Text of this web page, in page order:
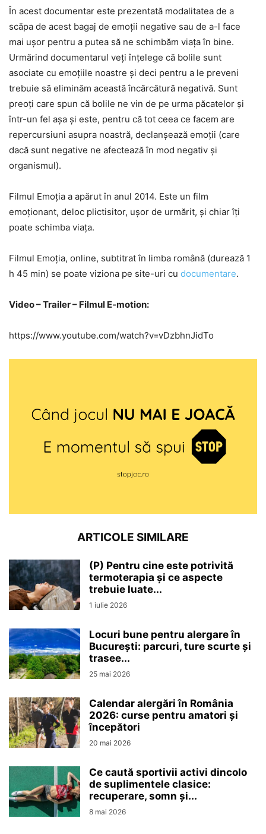
În acest documentar este prezentată modalitatea de a
scăpa de acest bagaj de emoții negative sau de a-l face
mai ușor pentru a putea să ne schimbăm viața în bine.
Urmărind documentarul veți înțelege că bolile sunt
asociate cu emoțiile noastre și deci pentru a le preveni
trebuie să eliminăm această încărcătură negativă. Sunt
preoți care spun că bolile ne vin de pe urma păcatelor și
într-un fel așa și este, pentru că tot ceea ce facem are
repercursiuni asupra noastră, declanșează emoții (care
dacă sunt negative ne afectează în mod negativ și
organismul).
Filmul Emoția a apărut în anul 2014. Este un film
emoționant, deloc plictisitor, ușor de urmărit, și chiar îți
poate schimba viața.
Filmul Emoția, online, subtitrat în limba română (durează 1
h 45 min) se poate viziona pe site-uri cu documentare.
Video – Trailer – Filmul E-motion:
https://www.youtube.com/watch?v=vDzbhnJidTo
ARTICOLE SIMILARE
(P) Pentru cine este potrivită
termoterapia și ce aspecte
trebuie luate...
1 iulie 2026
Locuri bune pentru alergare în
București: parcuri, ture scurte și
trasee...
25 mai 2026
Calendar alergări în România
2026: curse pentru amatori și
începători
20 mai 2026
Ce caută sportivii activi dincolo
de suplimentele clasice:
recuperare, somn și...
8 mai 2026